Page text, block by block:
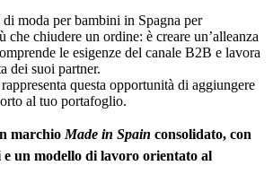
moda per bambini in Spagna per
chiudere un ordine: è creare un’alleanza
le esigenze del canale B2B e lavora
dei suoi partner.
questa opportunità di aggiungere
al tuo portafoglio.
marchio Made in Spain consolidato, con
un modello di lavoro orientato al